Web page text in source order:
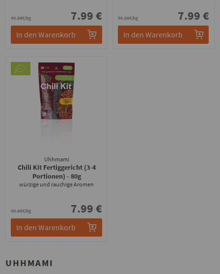
99.88€/kg 7.99 €
In den Warenkorb
99.88€/kg 7.99 €
In den Warenkorb
Uhhmami
Chili Kit Fertiggericht (3-4
Portionen) - 80g
würzige und rauchige Aromen
99.88€/kg 7.99 €
In den Warenkorb
UHHMAMI